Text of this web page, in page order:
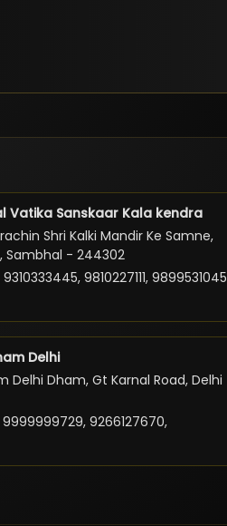
Vatika Sanskaar Kala kendra
Shri Kalki Mandir Ke Samne,
Sambhal - 244302
9810227111, 9899531045
Delhi
Delhi Dham, Gt Karnal Road, Delhi
9999999729, 9266127670,